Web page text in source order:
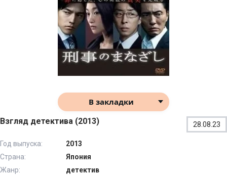
В закладки
Взгляд детектива (2013) 28.08.23
Год выпуска:
2013
Страна:
Япония
Жанр:
детектив